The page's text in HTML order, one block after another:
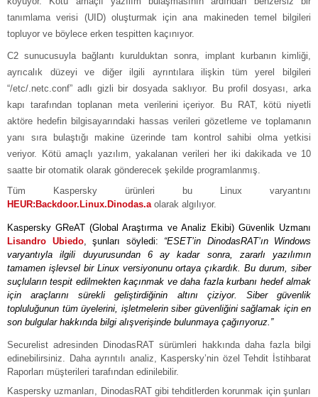
tanımlama verisi (UID) oluşturmak için ana makineden temel bilgileri
topluyor ve böylece erken tespitten kaçınıyor.
C2 sunucusuyla bağlantı kurulduktan sonra, implant kurbanın kimliği,
ayrıcalık düzeyi ve diğer ilgili ayrıntılara ilişkin tüm yerel bilgileri
“/etc/.netc.conf” adlı gizli bir dosyada saklıyor. Bu profil dosyası, arka
kapı tarafından toplanan meta verilerini içeriyor. Bu RAT, kötü niyetli
aktöre hedefin bilgisayarındaki hassas verileri gözetleme ve toplamanın
yanı sıra bulaştığı makine üzerinde tam kontrol sahibi olma yetkisi
veriyor. Kötü amaçlı yazılım, yakalanan verileri her iki dakikada ve 10
saatte bir otomatik olarak gönderecek şekilde programlanmış.
Tüm Kaspersky ürünleri bu Linux varyantını
HEUR:Backdoor.Linux.Dinodas.aolarak algılıyor.
Kaspersky GReAT (Global Araştırma ve Analiz Ekibi) Güvenlik Uzmanı
Lisandro Ubiedo, şunları söyledi: “ESET’in DinodasRAT’ın Windows
varyantıyla ilgili duyurusundan 6 ay kadar sonra, zararlı yazılımın
tamamen işlevsel bir Linux versiyonunu ortaya çıkardık. Bu durum, siber
suçluların tespit edilmekten kaçınmak ve daha fazla kurbanı hedef almak
için araçlarını sürekli geliştirdiğinin altını çiziyor. Siber güvenlik
topluluğunun tüm üyelerini, işletmelerin siber güvenliğini sağlamak için en
son bulgular hakkında bilgi alışverişinde bulunmaya çağırıyoruz.”
Securelist adresinden DinodasRAT sürümleri hakkında daha fazla bilgi
edinebilirsiniz. Daha ayrıntılı analiz, Kaspersky’nin özel Tehdit İstihbarat
Raporları müşterileri tarafından edinilebilir.
Kaspersky uzmanları, DinodasRAT gibi tehditlerden korunmak için şunları